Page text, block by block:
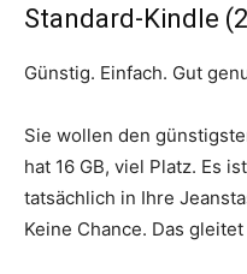
Standard-Kindle
Günstig. Einfach. Gut
Sie wollen den
hat 16 GB, viel Platz. Es
tatsächlich in Ihre
Keine Chance. Das